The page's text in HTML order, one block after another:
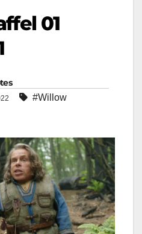
01
#Willow